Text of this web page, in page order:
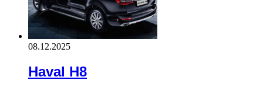
08.12.2025
Haval H8